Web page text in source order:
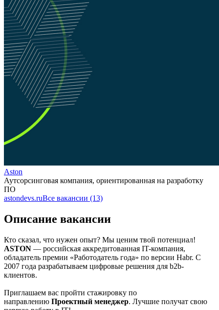
Aston
Аутсорсинговая компания, ориентированная на разработку
ПО
astondevs.ruВсе вакансии (13)
Описание вакансии
Кто сказал, что нужен опыт? Мы ценим твой потенциал!
ASTON — российская аккредитованная IT-компания,
обладатель премии «Работодатель года» по версии Habr. C
2007 года разрабатываем цифровые решения для b2b-
клиентов.
Приглашаем вас пройти стажировку по
направлению Проектный менеджер. Лучшие получат свою